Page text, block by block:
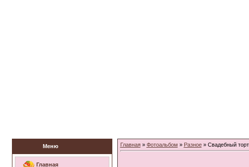
Меню
Главная
Главная» Фотоальбом » Разное» Свадебный торт